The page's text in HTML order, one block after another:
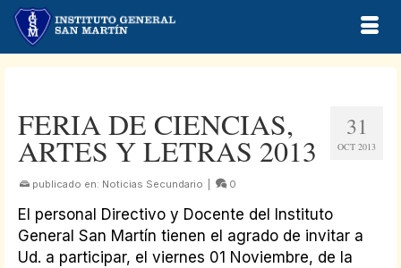
31
OCT 2013
FERIA DE CIENCIAS,
ARTES Y LETRAS 2013
publicado en: Noticias Secundario 0
El personal Directivo y Docente del Instituto
General San Martín tienen el agrado de invitar a
Ud. a participar, el viernes 01 Noviembre, de la